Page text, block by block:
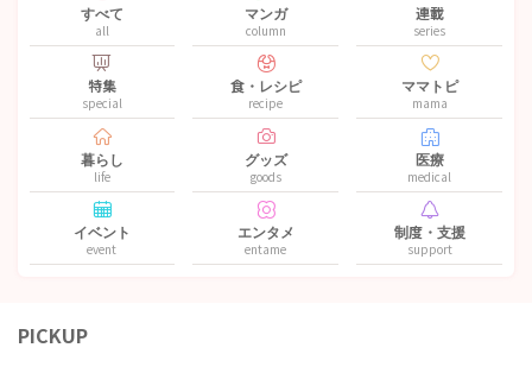
すべて
all
マンガ
column
連載
series
特集
special
食・レシピ
recipe
ママトピ
mama
暮らし
life
グッズ
goods
医療
medical
イベント
event
エンタメ
entame
制度・支援
support
PICKUP